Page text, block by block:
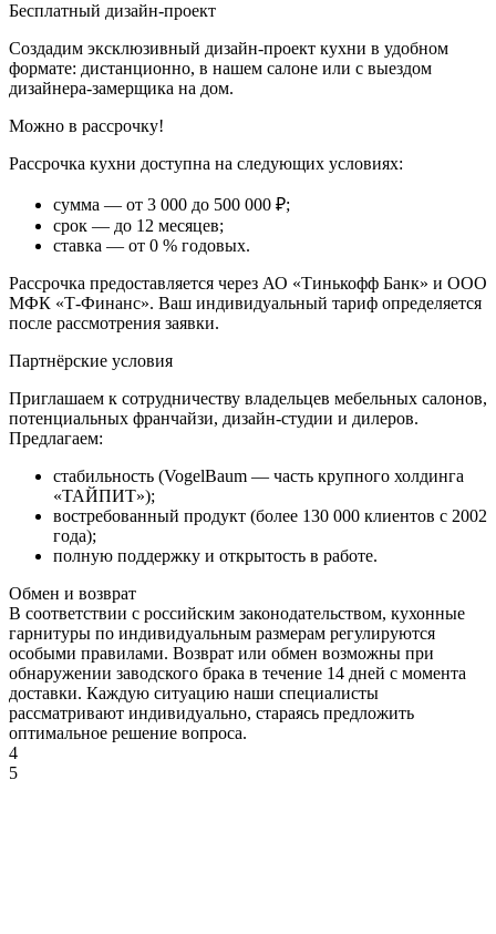
ТАХО
ДУБ
ВИНТАЖ
ОКСИД
ДУБ
КРАФТ
ЗОЛОТОЙ
ДУБ
КРАФТ
СЕРЫЙ
Бесплатный дизайн-проект
Создадим эксклюзивный дизайн-проект кухни в удобном
формате: дистанционно, в нашем салоне или с выездом
дизайнера-замерщика на дом.
Можно в рассрочку!
Рассрочка кухни доступна на следующих условиях:
сумма — от 3 000 до 500 000 ₽;
срок — до 12 месяцев;
ставка — от 0 % годовых.
Рассрочка предоставляется через АО «Тинькофф Банк» и ООО
МФК «Т-Финанс». Ваш индивидуальный тариф определяется
после рассмотрения заявки.
Партнёрские условия
Приглашаем к сотрудничеству владельцев мебельных салонов,
потенциальных франчайзи, дизайн-студии и дилеров.
Предлагаем:
стабильность (VogelBaum — часть крупного холдинга
«ТАЙПИТ»);
востребованный продукт (более 130 000 клиентов с 2002
года);
полную поддержку и открытость в работе.
Обмен и возврат
В соответствии с российским законодательством, кухонные
гарнитуры по индивидуальным размерам регулируются
особыми правилами. Возврат или обмен возможны при
обнаружении заводского брака в течение 14 дней с момента
доставки. Каждую ситуацию наши специалисты
рассматривают индивидуально, стараясь предложить
оптимальное решение вопроса.
4
5